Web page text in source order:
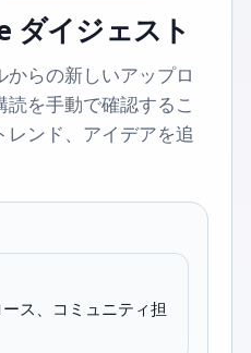
ダイジェスト
らの新しいアップロ
を手動で確認するこ
レンド、アイデアを追
ス、コミュニティ担